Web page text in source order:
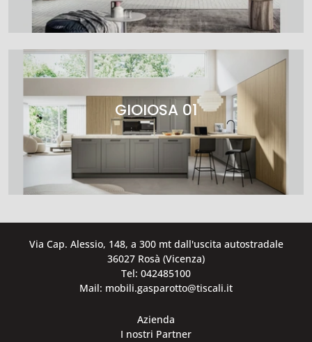
GIOIOSA 01
Via Cap. Alessio, 148, a 300 mt dall'uscita autostradale
36027 Rosà (Vicenza)
Tel: 042485100
Mail: mobili.gasparotto@tiscali.it
Azienda
I nostri Partner